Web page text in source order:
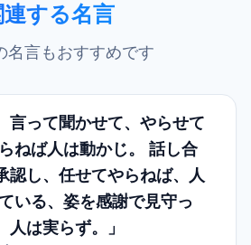
連する名言
名言もおすすめです
言って聞かせて、やらせて
ねば人は動かじ。 話し合
認し、任せてやらねば、人
いる、姿を感謝で見守っ
は実らず。」